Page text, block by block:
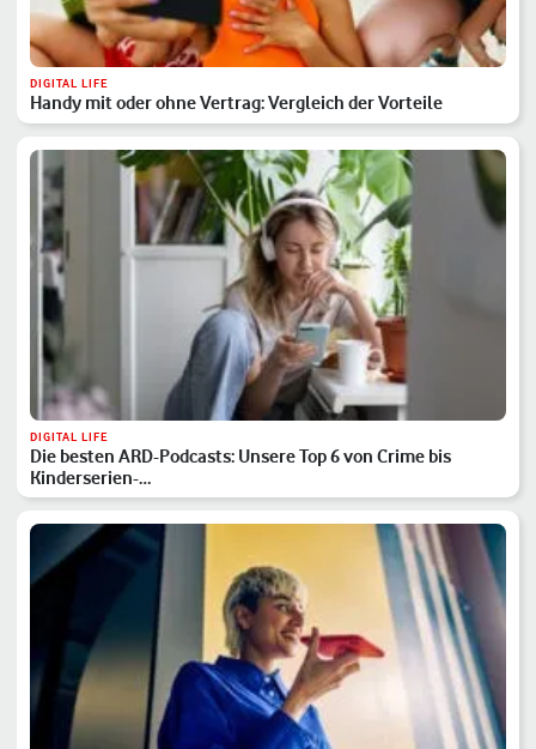
DIGITAL LIFE
Handy mit oder ohne Vertrag: Vergleich der Vorteile
DIGITAL LIFE
Die besten ARD-Podcasts: Unsere Top 6 von Crime bis
Kinderserien-…